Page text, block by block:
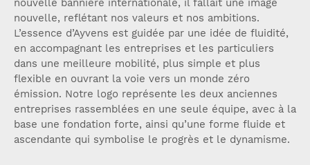
nouvelle bannière internationale, il fallait une image
nouvelle, reflétant nos valeurs et nos ambitions.
L’essence d’Ayvens est guidée par une idée de fluidité,
en accompagnant les entreprises et les particuliers
dans une meilleure mobilité, plus simple et plus
flexible en ouvrant la voie vers un monde zéro
émission. Notre logo représente les deux anciennes
entreprises rassemblées en une seule équipe, avec à la
base une fondation forte, ainsi qu’une forme fluide et
ascendante qui symbolise le progrès et le dynamisme.